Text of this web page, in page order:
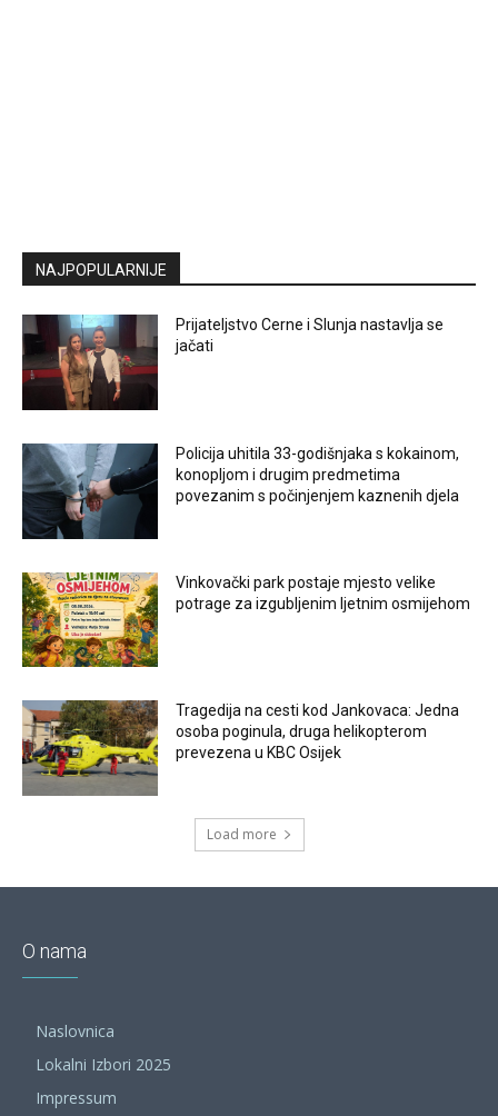
NAJPOPULARNIJE
Prijateljstvo Cerne i Slunja nastavlja se
jačati
Policija uhitila 33-godišnjaka s kokainom,
konopljom i drugim predmetima
povezanim s počinjenjem kaznenih djela
Vinkovački park postaje mjesto velike
potrage za izgubljenim ljetnim osmijehom
Tragedija na cesti kod Jankovaca: Jedna
osoba poginula, druga helikopterom
prevezena u KBC Osijek
Load more
O nama
Naslovnica
Lokalni Izbori 2025
Impressum